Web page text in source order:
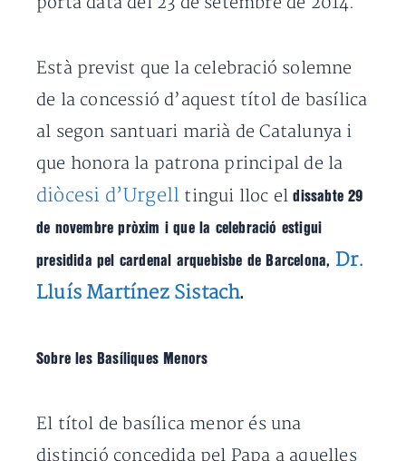
Està previst que la celebració solemne
de la concessió d’aquest títol de basílica
al segon santuari marià de Catalunya i
que honora la patrona principal de la
diòcesi d’Urgell tingui lloc eldissabte 29
de novembre pròxim i que la celebració estigui
presidida pel cardenal arquebisbe de Barcelona, Dr.
Lluís Martínez Sistach.
Sobre les Basíliques Menors
El títol de basílica menor és una
distinció concedida pel Papa a aquelles